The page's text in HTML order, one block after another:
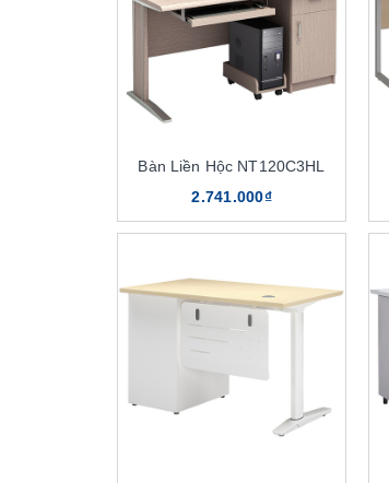
Bàn Liền Hộc NT120C3HL
2.741.000₫